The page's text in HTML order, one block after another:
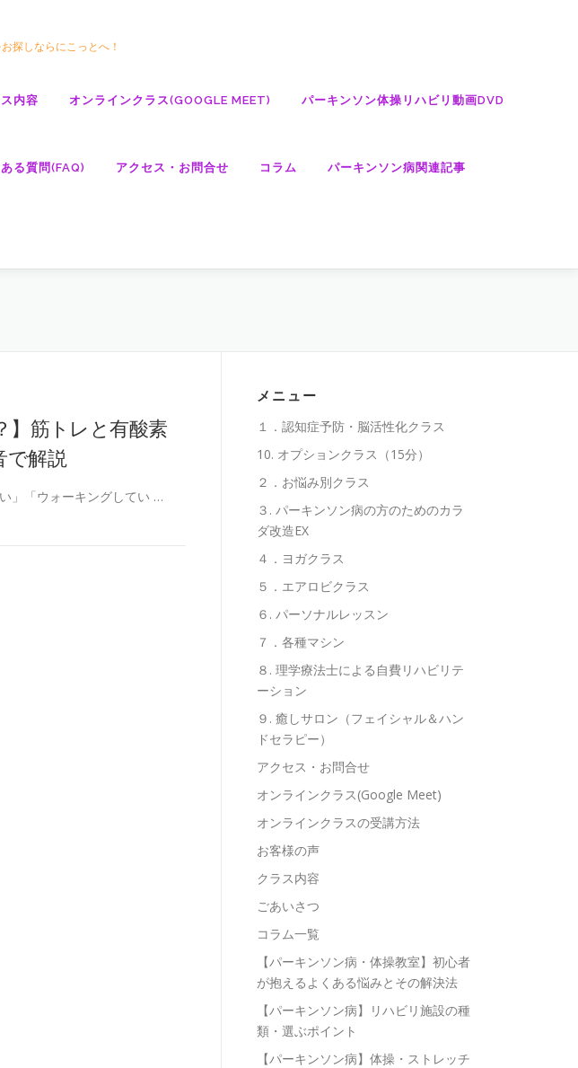
探しならにこっとへ！
内容 オンラインクラス(GOOGLE MEET) パーキンソン体操リハビリ動画DVD
る質問(FAQ) アクセス・お問合せ コラム パーキンソン病関連記事
】筋トレと有酸素
で解説
」「ウォーキングしてい …
メニュー
１．認知症予防・脳活性化クラス
10. オプションクラス（15分）
２．お悩み別クラス
３. パーキンソン病の方のためのカラ
ダ改造EX
４．ヨガクラス
５．エアロビクラス
６. パーソナルレッスン
７．各種マシン
８. 理学療法士による自費リハビリテ
ーション
９. 癒しサロン（フェイシャル＆ハン
ドセラピー）
アクセス・お問合せ
オンラインクラス(Google Meet)
オンラインクラスの受講方法
お客様の声
クラス内容
ごあいさつ
コラム一覧
【パーキンソン病・体操教室】初心者
が抱えるよくある悩みとその解決法
【パーキンソン病】リハビリ施設の種
類・選ぶポイント
【パーキンソン病】体操・ストレッチ